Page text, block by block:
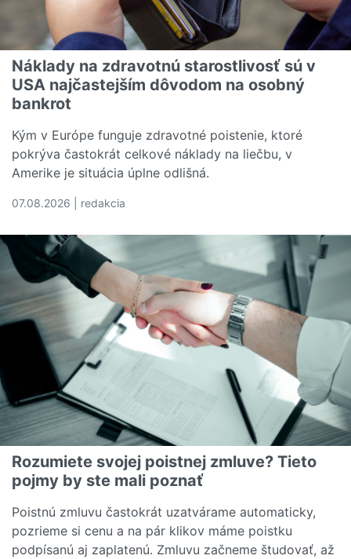
Náklady na zdravotnú starostlivosť sú v
USA najčastejším dôvodom na osobný
bankrot
Kým v Európe funguje zdravotné poistenie, ktoré
pokrýva častokrát celkové náklady na liečbu, v
Amerike je situácia úplne odlišná.
07.08.2026 | redakcia
Rozumiete svojej poistnej zmluve? Tieto
pojmy by ste mali poznať
Poistnú zmluvu častokrát uzatvárame automaticky,
pozrieme si cenu a na pár klikov máme poistku
podpísanú aj zaplatenú. Zmluvu začneme študovať, až